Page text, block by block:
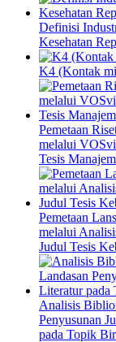
Definisi
Kesehatan
K4 (Kontak
Pemetaan
melalui
Tesis
Pemetaan
melalui
Judul Tesis
Analisis
Penyusunan
pada Topik